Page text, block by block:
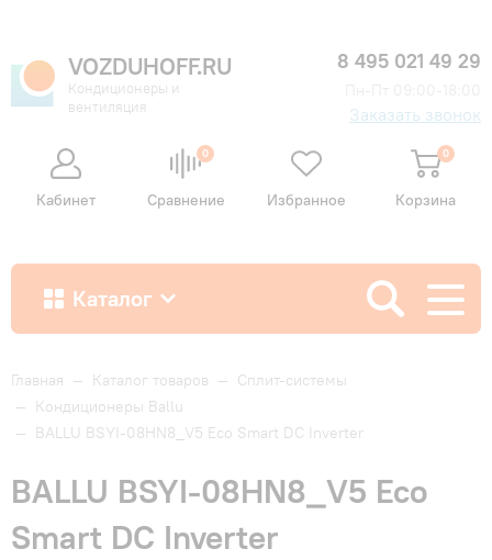
VOZDUHOFF.RU
Кондиционеры и
вентиляция
8 495 021 49 29
Заказать звонок
Кабинет
0
Сравнение Избранное
0
Корзина
Каталог
Как купить
Доставка и оплата
Гарантия и сервис
Главная — Каталог товаров — Сплит-системы
— Кондиционеры Ballu
— BALLU BSYI-08HN8_V5 Eco Smart DC Inverter
BALLU BSYI-08HN8_V5 Eco
Smart DC Inverter